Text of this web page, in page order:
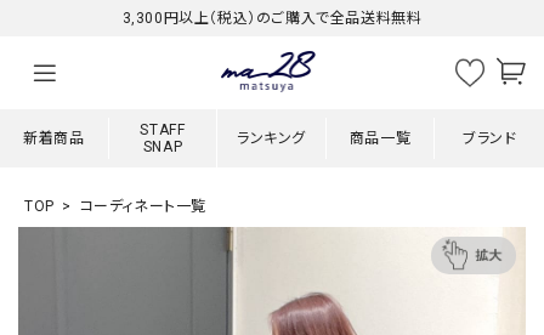
3,300円以上（税込）のご購入で全品送料無料
新着商品
STAFF
SNAP
ランキング 商品一覧 ブランド
TOP コーディネート一覧